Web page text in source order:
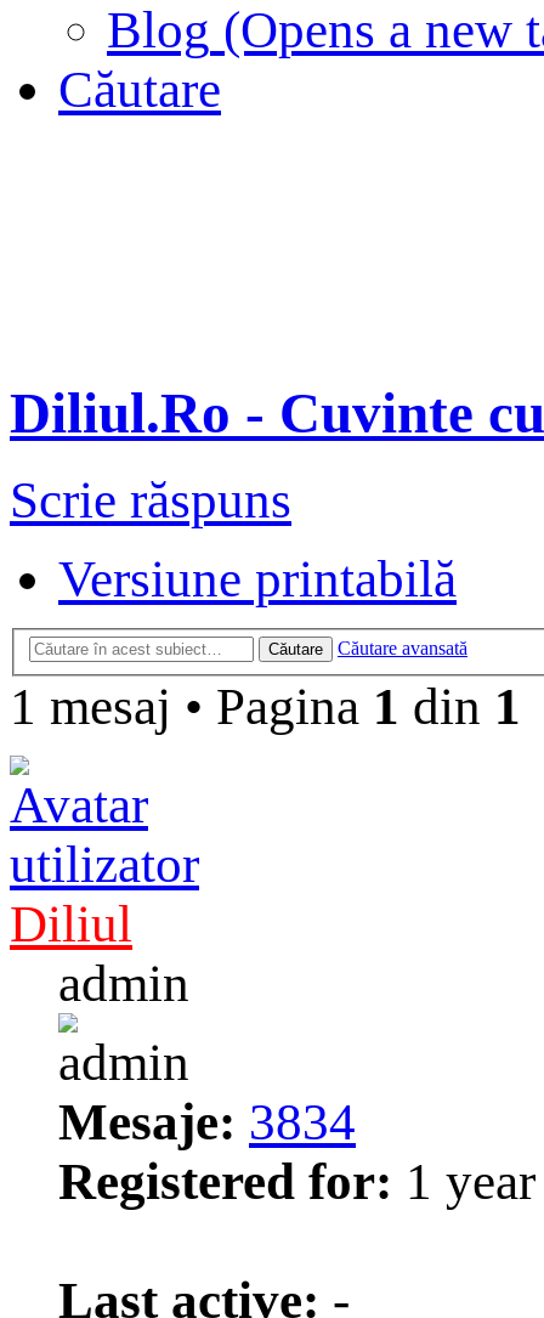
Blog (Opens a new
Căutare
Diliul.Ro - Cuvinte
Scrie răspuns
Versiune printabilă
Căutare Căutare avansată
1 mesaj • Pagina 1 din 1
Diliul
admin
Mesaje: 3834
Registered for: 1
Last active: -